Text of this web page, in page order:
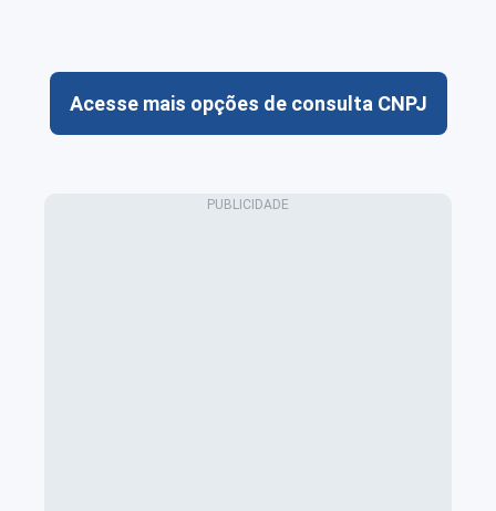
Acesse mais opções de consulta CNPJ